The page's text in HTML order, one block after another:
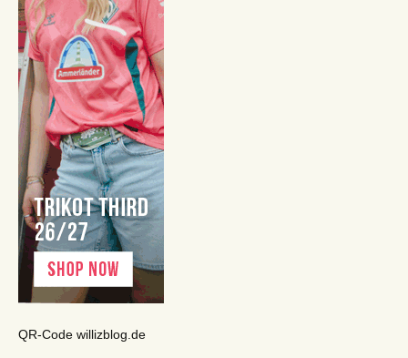
QR-Code willizblog.de